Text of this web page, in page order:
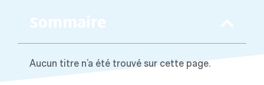
Sommaire
Aucun titre n’a été trouvé sur cette page.